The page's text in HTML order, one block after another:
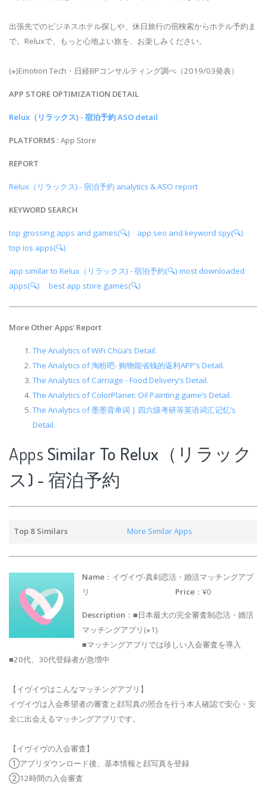
出張先でのビジネスホテル探しや、休日旅行の宿検索からホテル予約ま
で。Reluxで、もっと心地よい旅を、お楽しみください。
(※)Emotion Tech・日経BPコンサルティング調べ（2019/03発表）
APP STORE OPTIMIZATION DETAIL
Relux（リラックス) - 宿泊予約 ASO detail
PLATFORMS : App Store
REPORT
Relux（リラックス) - 宿泊予約 analytics & ASO report
KEYWORD SEARCH
top grossing apps and games(🔍)
app seo and keyword spy(🔍)
top ios apps(🔍)
app similar to Relux（リラックス) - 宿泊予約(🔍) most downloaded
apps(🔍)
best app store games(🔍)
More Other Apps’ Report
The Analytics of WiFi Chùa’s Detail.
The Analytics of 淘粉吧- 购物能省钱的返利APP’s Detail.
The Analytics of Carriage - Food Delivery’s Detail.
The Analytics of ColorPlanet: Oil Painting game’s Detail.
The Analytics of 墨墨背单词 | 四六级考研等英语词汇记忆’s
Detail.
Apps Similar To Relux（リラック
ス) - 宿泊予約
Top 8 Similars More Similar Apps
Name ：イヴイヴ-真剣恋活・婚活マッチングアプ
リ
Price ：¥0
Description ：■日本最大の完全審査制恋活・婚活
マッチングアプリ(※1)
■マッチングアプリでは珍しい入会審査を導入
■20代、30代登録者が急増中
【イヴイヴはこんなマッチングアプリ】
イヴイヴは入会希望者の審査と顔写真の照合を行う本人確認で安心・安
全に出会えるマッチングアプリです。
【イヴイヴの入会審査】
①アプリダウンロード後、基本情報と顔写真を登録
②12時間の入会審査